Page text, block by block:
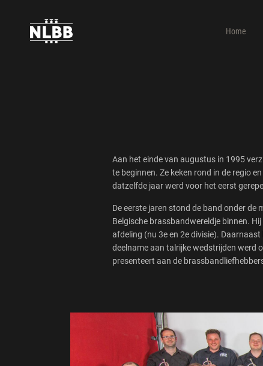
Home
Aan het einde van augustus in 1995
te beginnen. Ze keken rond in de regio
datzelfde jaar werd voor het eerst
De eerste jaren stond de band onder de
Belgische brassbandwereldje binnen.
afdeling (nu 3e en 2e divisie).
deelname aan talrijke wedstrijden werd
presenteert aan de